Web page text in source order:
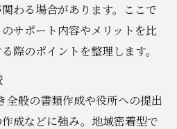
わる場合があります。ここで
サポート内容やメリットを比
際のポイントを整理します。
全般の書類作成や役所への提出
成などに強み。地域密着型で